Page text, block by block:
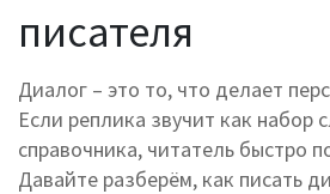
писателя
Диалог – это то, что делает
Если реплика звучит как набор
справочника, читатель быстро
Давайте разберём, как писать